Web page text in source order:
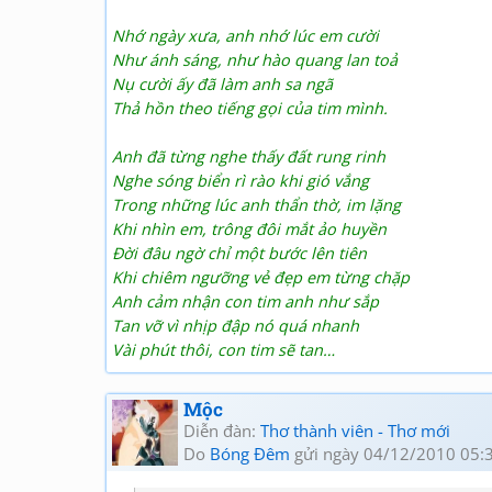
Nhớ ngày xưa, anh nhớ lúc em cười
Như ánh sáng, như hào quang lan toả
Nụ cười ấy đã làm anh sa ngã
Thả hồn theo tiếng gọi của tim mình.
Anh đã từng nghe thấy đất rung rinh
Nghe sóng biển rì rào khi gió vắng
Trong những lúc anh thẩn thờ, im lặng
Khi nhìn em, trông đôi mắt ảo huyền
Đời đâu ngờ chỉ một bước lên tiên
Khi chiêm ngưỡng vẻ đẹp em từng chặp
Anh cảm nhận con tim anh như sắp
Tan vỡ vì nhịp đập nó quá nhanh
Vài phút thôi, con tim sẽ tan…
Mộc
Diễn đàn: Thơ thành viên - Thơ mới
Do Bóng Đêm gửi ngày 04/12/2010